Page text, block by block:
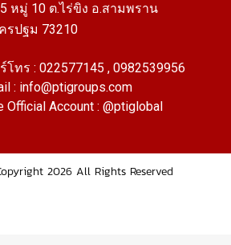
หมู่ 10 ต.ไร่ขิง อ.สามพราน
รปฐม 73210
โทร : 022577145 , 0982539956
: info@ptigroups.com
Official Account : @ptiglobal
2026 All Rights Reserved